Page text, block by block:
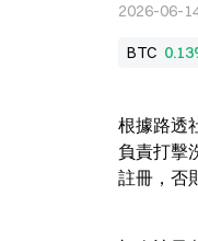
2026-06-
BTC
根據路透
負責打擊
註冊，否